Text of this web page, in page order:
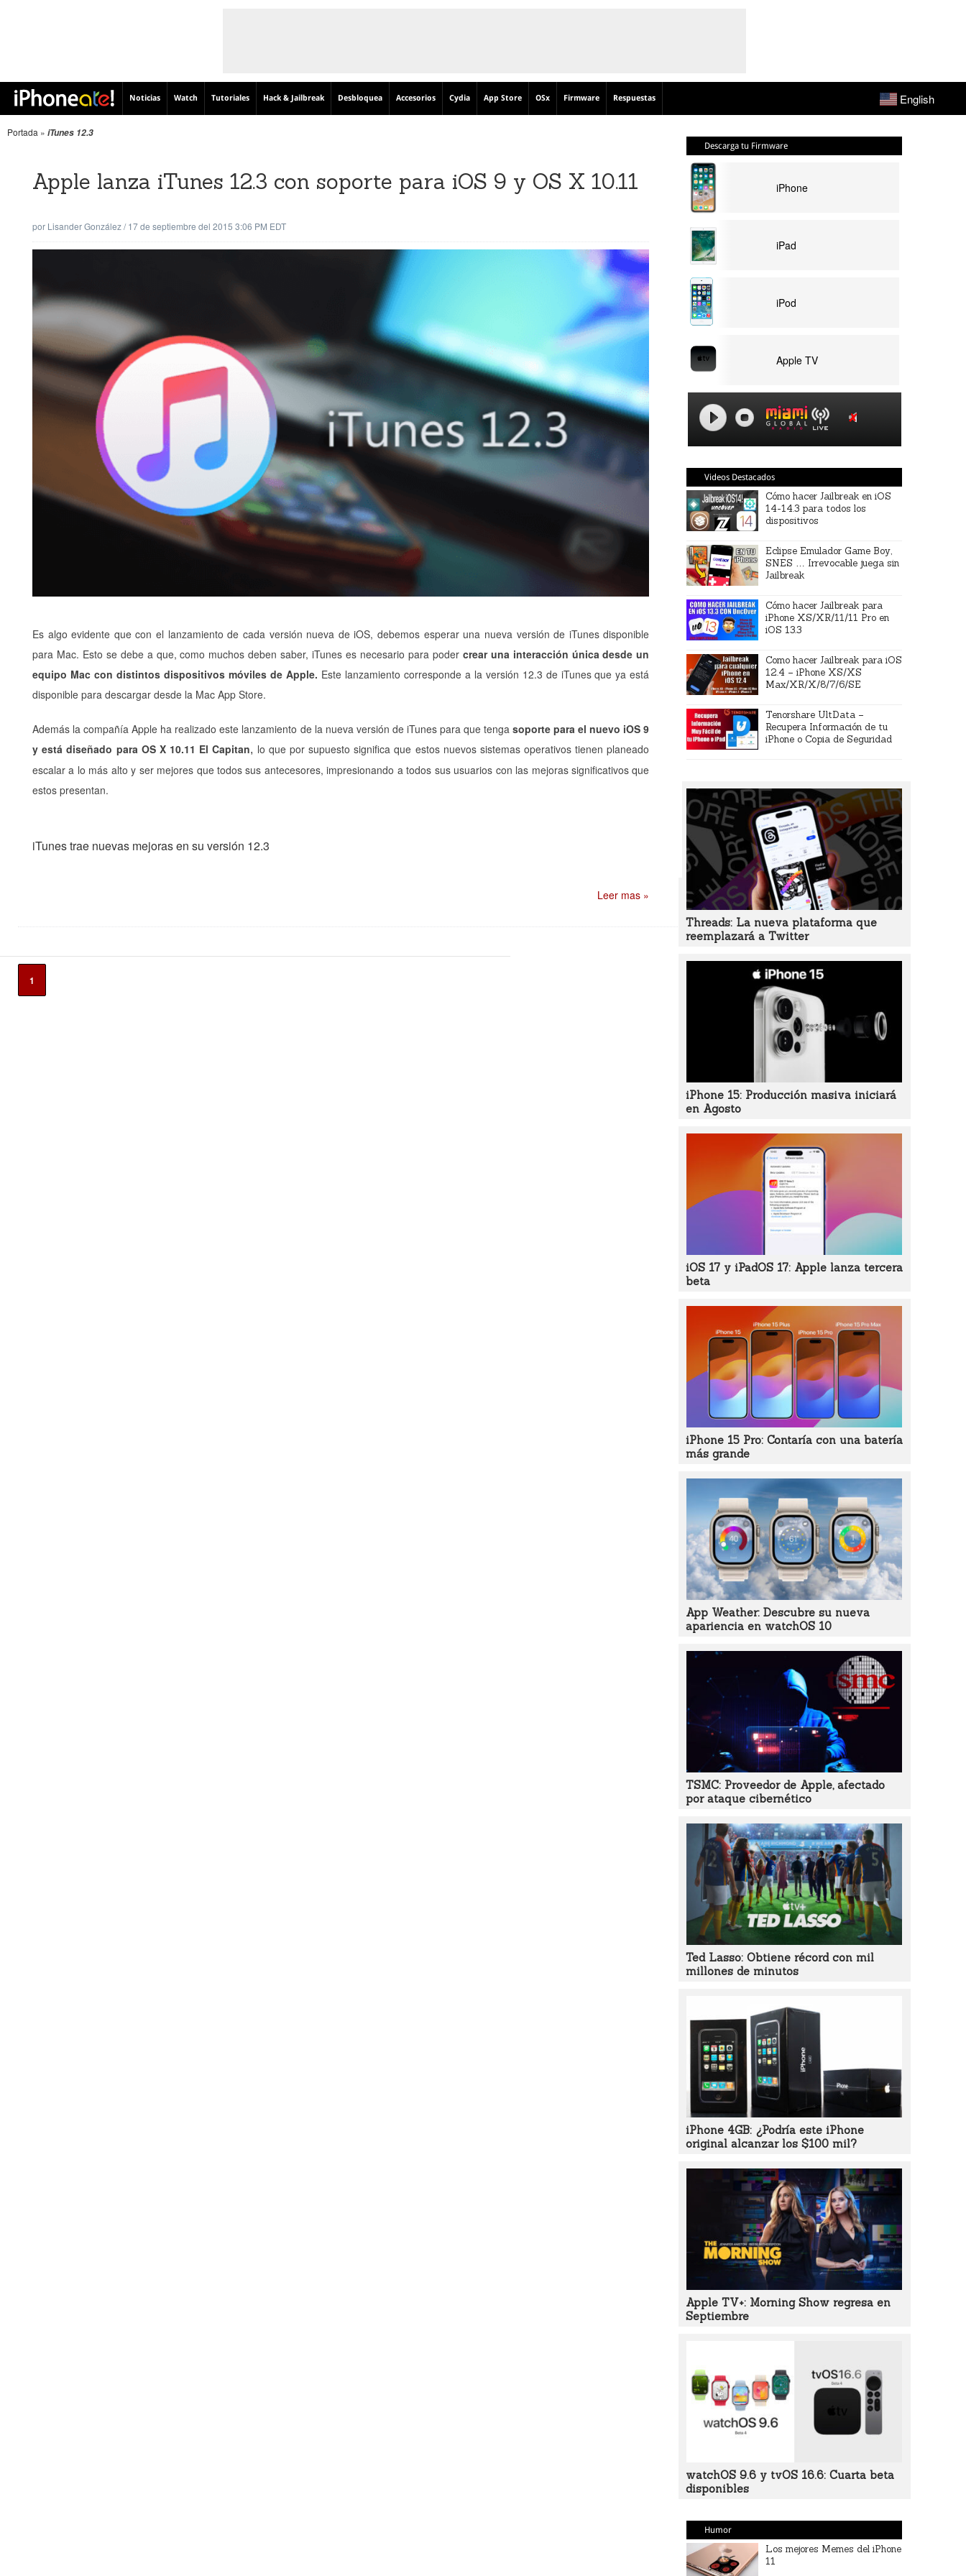
Noticias Watch Tutoriales Hack & Jailbreak Desbloquea Accesorios Cydia App Store OSx Firmware Respuestas English
Portada » iTunes 12.3
Apple lanza iTunes 12.3 con soporte para iOS 9 y OS X 10.11
por Lisander González/17 de septiembre del 2015 3:06 PM EDT
Es algo evidente que con el lanzamiento de cada versión nueva de iOS, debemos esperar una nueva versión de iTunes disponible
para Mac. Esto se debe a que, como muchos deben saber, iTunes es necesario para poder crear una interacción única desde un
equipo Mac con distintos dispositivos móviles de Apple. Este lanzamiento corresponde a la versión 12.3 de iTunes que ya está
disponible para descargar desde la Mac App Store.
Además la compañía Apple ha realizado este lanzamiento de la nueva versión de iTunes para que tengasoporte para el nuevo iOS 9
y está diseñado para OS X 10.11 El Capitan, lo que por supuesto significa que estos nuevos sistemas operativos tienen planeado
escalar a lo más alto y ser mejores que todos sus antecesores, impresionando a todos sus usuarios con las mejoras significativos que
estos presentan.
iTunes trae nuevas mejoras en su versión 12.3
Leer mas »
1
Descarga tu Firmware
iPhone
iPad
iPod
Apple TV
Videos Destacados
Cómo hacer Jailbreak en iOS
14-14.3 para todos los
dispositivos
Eclipse Emulador Game Boy,
SNES … Irrevocable juega sin
Jailbreak
Cómo hacer Jailbreak para
iPhone XS/XR/11/11 Pro en
iOS 13.3
Como hacer Jailbreak para iOS
12.4 – iPhone XS/XS
Max/XR/X/8/7/6/SE
Tenorshare UltData –
Recupera Información de tu
iPhone o Copia de Seguridad
Threads: La nueva plataforma que
reemplazará a Twitter
iPhone 15: Producción masiva iniciará
en Agosto
iOS 17 y iPadOS 17: Apple lanza tercera
beta
iPhone 15 Pro: Contaría con una batería
más grande
App Weather: Descubre su nueva
apariencia en watchOS 10
TSMC: Proveedor de Apple, afectado
por ataque cibernético
Ted Lasso: Obtiene récord con mil
millones de minutos
iPhone 4GB: ¿Podría este iPhone
original alcanzar los $100 mil?
Apple TV+: Morning Show regresa en
Septiembre
watchOS 9.6 y tvOS 16.6: Cuarta beta
disponibles
Humor
Los mejores Memes del iPhone
11